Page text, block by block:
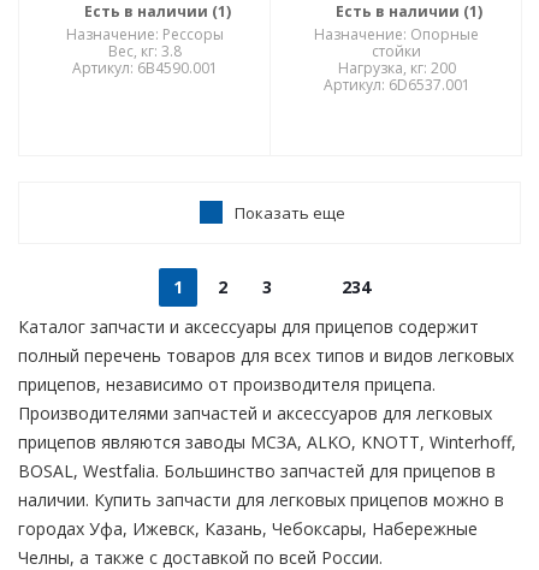
Есть в наличии (1)
Назначение: Рессоры
Вес, кг: 3.8
Артикул: 6B4590.001
Есть в наличии (1)
Назначение: Опорные
стойки
Нагрузка, кг: 200
Артикул: 6D6537.001
Показать еще
1 2 3
234
Каталог запчасти и аксессуары для прицепов содержит
полный перечень товаров для всех типов и видов легковых
прицепов, независимо от производителя прицепа.
Производителями запчастей и аксессуаров для легковых
прицепов являются заводы МСЗА, ALKO, KNOTT, Winterhoff,
BOSAL, Westfalia. Большинство запчастей для прицепов в
наличии. Купить запчасти для легковых прицепов можно в
городах Уфа, Ижевск, Казань, Чебоксары, Набережные
Челны, а также с доставкой по всей России.